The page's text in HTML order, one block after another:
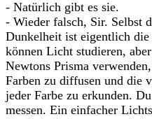
- Natürlich gibt es sie.
- Wieder falsch, Sir. Selbst
Dunkelheit ist eigentlich
können Licht studieren,
Newtons Prisma
Farben zu diffusen und die
jeder Farbe zu erkunden.
messen. Ein einfacher